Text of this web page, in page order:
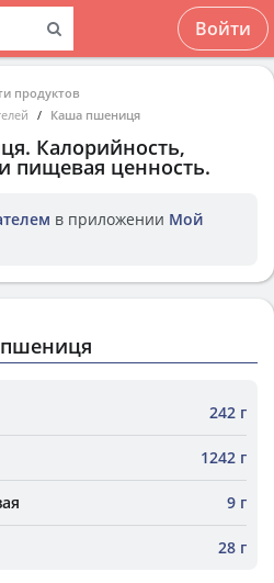
Войти
продуктов
Каша пшениця
. Калорийность,
пищевая ценность.
в приложении Мой
242 г
1242 г
9 г
28 г